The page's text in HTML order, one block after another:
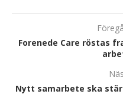
Forenede Care röstas
Nytt samarbete ska